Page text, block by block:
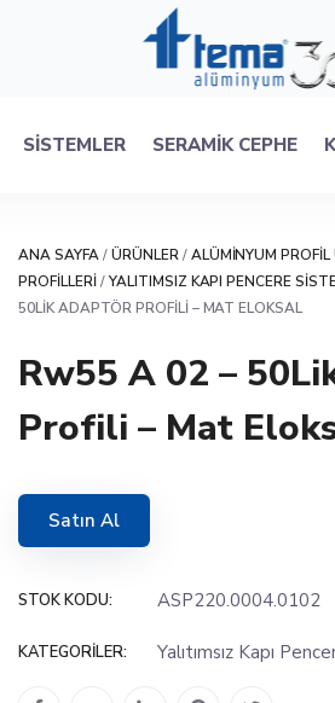
SISTEMLER SERAMIK CEPHE
ANA SAYFA/ÜRÜNLER/ALÜMINYUM PROFIL
PROFILLERI/YALITIMSIZ KAPI PENCERE
50LIK ADAPTÖR PROFILI – MAT ELOKSAL
Rw55 A 02 –
Profili – Mat
Satın Al
STOK KODU: ASP220.0004.0102
KATEGORILER: Yalıtımsız Kapı